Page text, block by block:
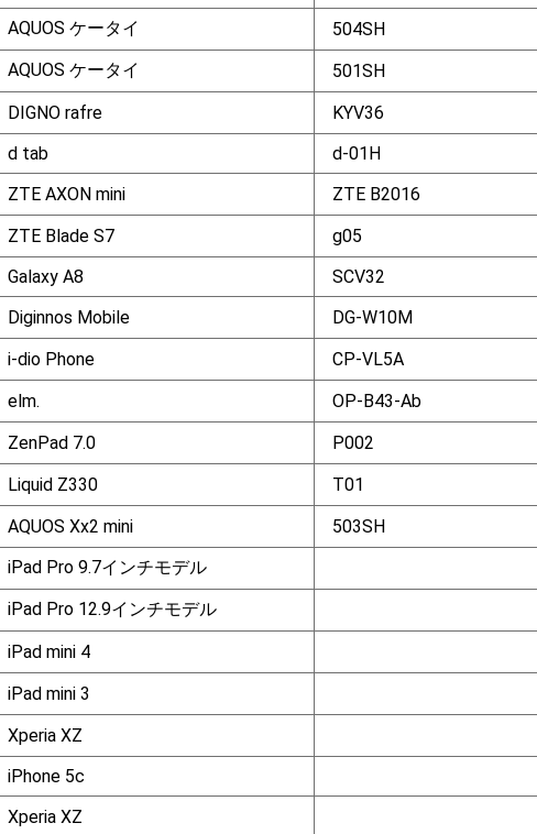
AQUOS ケータイ 504SH
AQUOS ケータイ 501SH
DIGNO rafre KYV36
d tab d-01H
ZTE AXON mini ZTE B2016
ZTE Blade S7 g05
Galaxy A8 SCV32
Diginnos Mobile DG-W10M
i-dio Phone CP-VL5A
elm. OP-B43-Ab
ZenPad 7.0 P002
Liquid Z330 T01
AQUOS Xx2 mini 503SH
iPad Pro 9.7インチモデル
iPad Pro 12.9インチモデル
iPad mini 4
iPad mini 3
Xperia XZ
iPhone 5c
Xperia XZ